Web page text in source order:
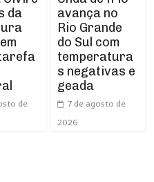
da
de
avança no
Rio Grande
do Sul com
temperatura
s negativas e
geada
7 de agosto de
2026